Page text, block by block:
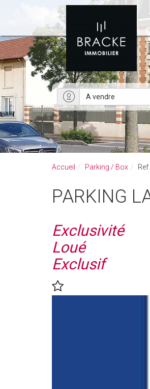
A vendre
Accueil Parking / Box
PARKING
Exclusivité
Loué
Exclusif